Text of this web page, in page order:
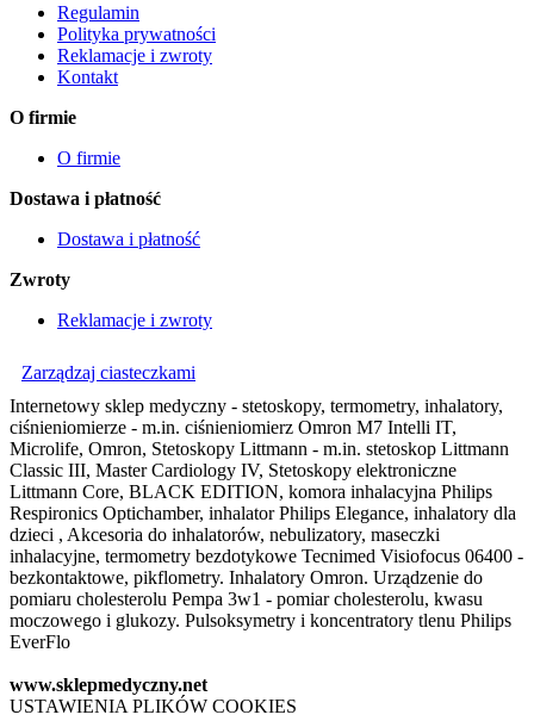
Regulamin
Polityka prywatności
Reklamacje i zwroty
Kontakt
O firmie
O firmie
Dostawa i płatność
Dostawa i płatność
Zwroty
Reklamacje i zwroty
Zarządzaj ciasteczkami
Internetowy sklep medyczny - stetoskopy, termometry, inhalatory,
ciśnieniomierze - m.in. ciśnieniomierz Omron M7 Intelli IT,
Microlife, Omron, Stetoskopy Littmann - m.in. stetoskop Littmann
Classic III, Master Cardiology IV, Stetoskopy elektroniczne
Littmann Core, BLACK EDITION, komora inhalacyjna Philips
Respironics Optichamber, inhalator Philips Elegance, inhalatory dla
dzieci , Akcesoria do inhalatorów, nebulizatory, maseczki
inhalacyjne, termometry bezdotykowe Tecnimed Visiofocus 06400 -
bezkontaktowe, pikflometry. Inhalatory Omron. Urządzenie do
pomiaru cholesterolu Pempa 3w1 - pomiar cholesterolu, kwasu
moczowego i glukozy. Pulsoksymetry i koncentratory tlenu Philips
EverFlo
www.sklepmedyczny.net
USTAWIENIA PLIKÓW COOKIES